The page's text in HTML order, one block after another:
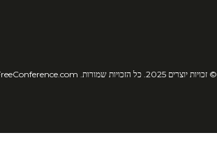
© זכויות יוצרים 2025. כל הזכויות שמורות. FreeConference.com הוא שירות של iotum.